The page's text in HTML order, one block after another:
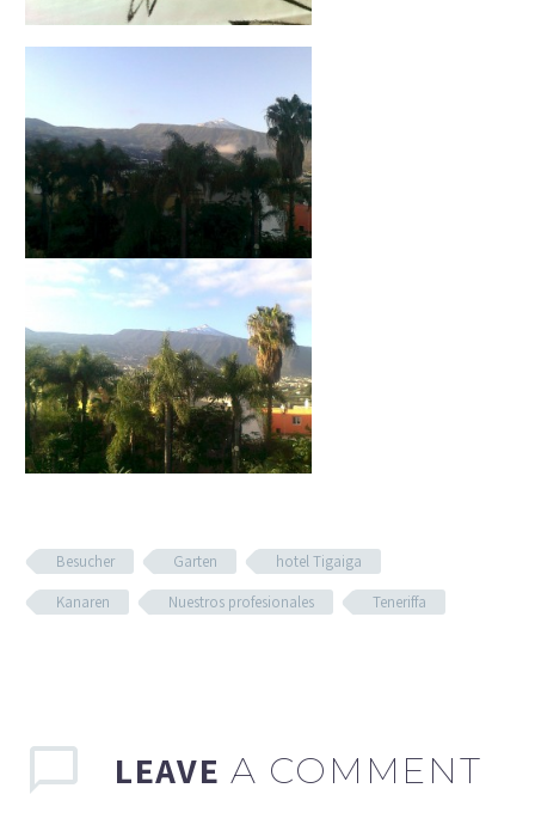
Besucher Garten
hotel Tigaiga
Kanaren
Nuestros profesionales Teneriffa
LEAVE A COMMENT